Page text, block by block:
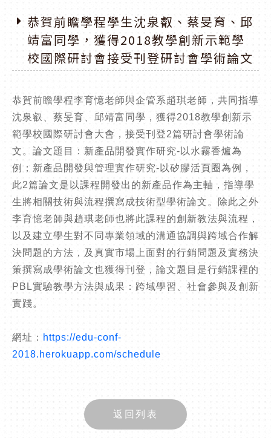
恭賀前瞻學程學生沈泉叡、蔡旻育、邱
靖富同學，獲得2018教學創新示範學
校國際研討會接受刊登研討會學術論文
恭賀前瞻學程李育憶老師與企管系趙琪老師，共同指導
沈泉叡、蔡旻育、邱靖富同學，獲得2018教學創新示
範學校國際研討會大會，接受刊登2篇研討會學術論
文。論文題目：新產品開發實作研究-以水霧香爐為
例；新產品開發與管理實作研究-以矽膠活頁圈為例，
此2篇論文是以課程開發出的新產品作為主軸，指導學
生將相關技術與流程撰寫成技術型學術論文。除此之外
李育憶老師與趙琪老師也將此課程的創新教法與流程，
以及建立學生對不同專業領域的溝通協調與跨域合作解
決問題的方法，及真實市場上面對的行銷問題及實務決
策撰寫成學術論文也獲得刊登，論文題目是行銷課裡的
PBL實驗教學方法與成果：跨域學習、社會參與及創新
實踐。
網址： https://edu-conf-
2018.herokuapp.com/schedule
返回列表